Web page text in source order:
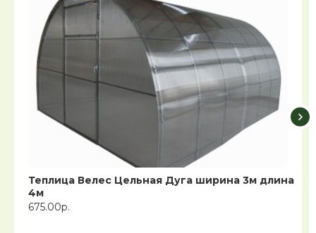
Теплица Велес Цельная Дуга ширина 3м длина
4м
675.00р.